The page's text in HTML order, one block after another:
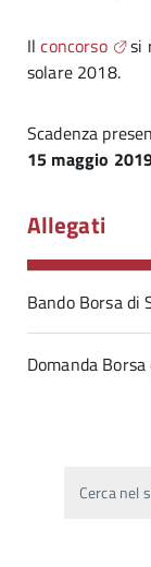
Ilconcorso
si
solare 2018.
Scadenza
15 maggio
Allegati
Bando Borsa di
Domanda
Cerca nel